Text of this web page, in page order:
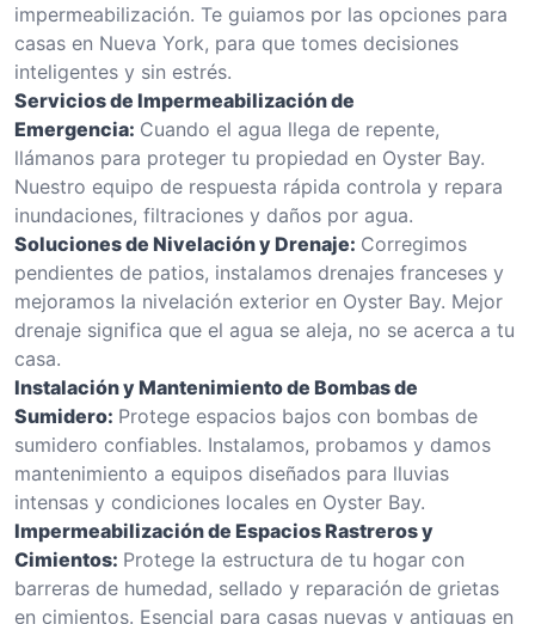
impermeabilización. Te guiamos por las opciones para
casas en Nueva York, para que tomes decisiones
inteligentes y sin estrés.
Servicios de Impermeabilización de
Emergencia: Cuando el agua llega de repente,
llámanos para proteger tu propiedad en Oyster Bay.
Nuestro equipo de respuesta rápida controla y repara
inundaciones, filtraciones y daños por agua.
Soluciones de Nivelación y Drenaje: Corregimos
pendientes de patios, instalamos drenajes franceses y
mejoramos la nivelación exterior en Oyster Bay. Mejor
drenaje significa que el agua se aleja, no se acerca a tu
casa.
Instalación y Mantenimiento de Bombas de
Sumidero: Protege espacios bajos con bombas de
sumidero confiables. Instalamos, probamos y damos
mantenimiento a equipos diseñados para lluvias
intensas y condiciones locales en Oyster Bay.
Impermeabilización de Espacios Rastreros y
Cimientos: Protege la estructura de tu hogar con
barreras de humedad, sellado y reparación de grietas
en cimientos. Esencial para casas nuevas y antiguas en